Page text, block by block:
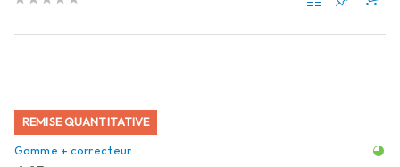
REMISE QUANTITATIVE
Gomme + correcteur